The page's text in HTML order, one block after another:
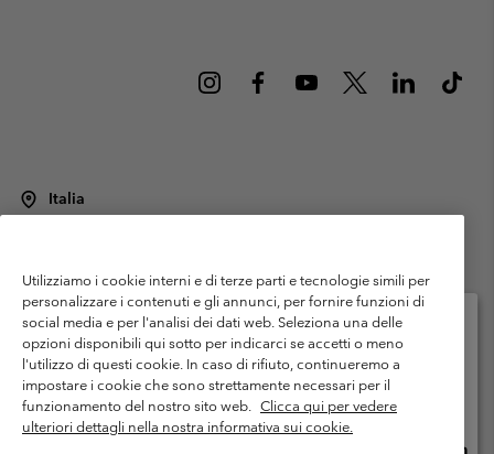
Italia
Termini di utilizzo
Condizioni Generali di Venditaa
Garanzia
Politica sulla privacy
Termini e condizioni del programma di membership
Condizioni di utilizzo dei contenuti generati dagli utenti
Impressum
Cookies
Public CBCR
Utilizziamo i cookie interni e di terze parti e tecnologie simili per
personalizzare i contenuti e gli annunci, per fornire funzioni di
social media e per l'analisi dei dati web. Seleziona una delle
opzioni disponibili qui sotto per indicarci se accetti o meno
l'utilizzo di questi cookie. In caso di rifiuto, continueremo a
impostare i cookie che sono strettamente necessari per il
funzionamento del nostro sito web. Clicca qui per vedere
ulteriori dettagli nella nostra informativa sui cookie.
Seleziona il paese di spedizione e la lingua
Shopping online disponibile